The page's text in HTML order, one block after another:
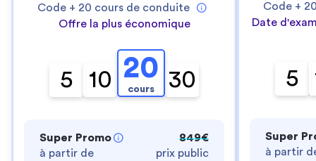
Code + 20 cours de conduite
Offre la plus économique
5 10 20
cours 30
Super Promo
à partir de
849€
prix public
Code +
Date
5
Super
à partir